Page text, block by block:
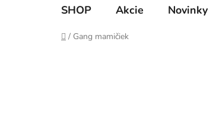
SHOP Akcie Novinky
Domov
/ Gang mamičiek